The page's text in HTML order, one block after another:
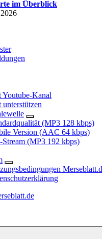
im Überblick
Youtube-Kanal
unterstützen
(MP3 128 kbps)
Version (AAC 64 kbps)
(MP3 192 kbps)